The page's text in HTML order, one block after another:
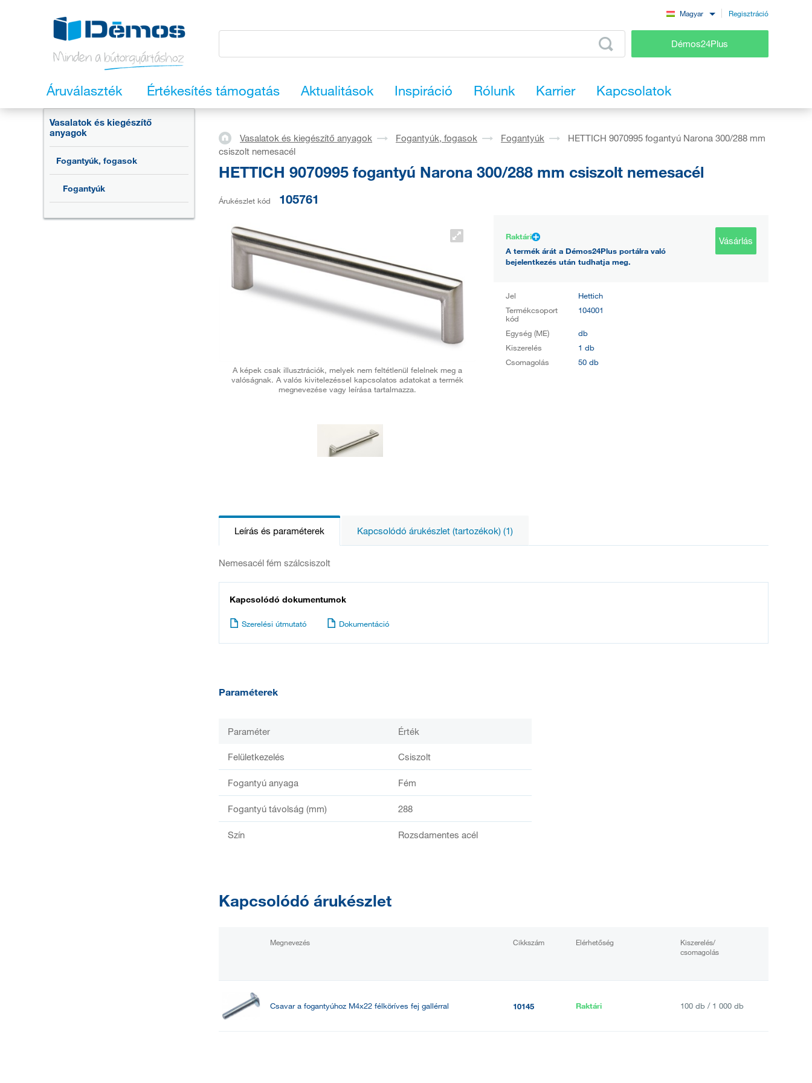
Magyar Regisztráció
Démos24Plus
Áruválaszték Értékesítés támogatás Aktualitások Inspiráció Rólunk Karrier Kapcsolatok
Vasalatok és kiegészítő
anyagok
Fogantyúk, fogasok
Fogantyúk
Vasalatok és kiegészítő anyagok Fogantyúk, fogasok Fogantyúk
HETTICH 9070995 fogantyú Narona 300/288 mm
csiszolt nemesacél
HETTICH 9070995 fogantyú Narona 300/288 mm csiszolt nemesacél
Árukészlet kód 105761
A képek csak illusztrációk, melyek nem feltétlenül felelnek meg a
valóságnak. A valós kivitelezéssel kapcsolatos adatokat a termék
megnevezése vagy leírása tartalmazza.
Raktári
A termék árát a Démos24Plus portálra való
bejelentkezés után tudhatja meg.
Vásárlás
Jel
Hettich
Termékcsoport
kód
104001
Egység (ME)
db
Kiszerelés
1 db
Csomagolás
50 db
Leírás és paraméterek Kapcsolódó árukészlet (tartozékok) (1)
Nemesacél fém szálcsiszolt
Kapcsolódó dokumentumok
Szerelési útmutató Dokumentáció
Paraméterek
Paraméter Érték
Felületkezelés Csiszolt
Fogantyú anyaga Fém
Fogantyú távolság (mm) 288
Szín Rozsdamentes acél
Kapcsolódó árukészlet
Megnevezés Cikkszám Elérhetőség
Kiszerelés/
csomagolás
Csavar a fogantyúhoz M4x22 félköríves fej gallérral 10145 Raktári 100 db / 1 000 db